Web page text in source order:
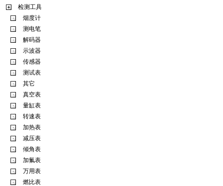
检测工具
烟度计
测电笔
解码器
示波器
传感器
测试表
其它
真空表
量缸表
转速表
加热表
减压表
倾角表
加氟表
万用表
燃比表